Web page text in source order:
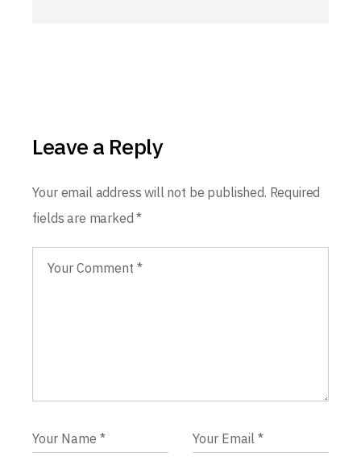
Leave a Reply
Your email address will not be published. Required
fields are marked*